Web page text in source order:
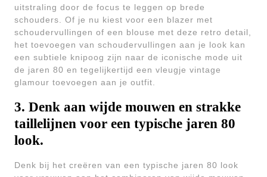
uitstraling door de focus te leggen op brede
schouders. Of je nu kiest voor een blazer met
schoudervullingen of een blouse met deze retro detail,
het toevoegen van schoudervullingen aan je look kan
een subtiele knipoog zijn naar de iconische mode uit
de jaren 80 en tegelijkertijd een vleugje vintage
glamour toevoegen aan je outfit.
3. Denk aan wijde mouwen en strakke
taillelijnen voor een typische jaren 80
look.
Denk bij het creëren van een typische jaren 80 look